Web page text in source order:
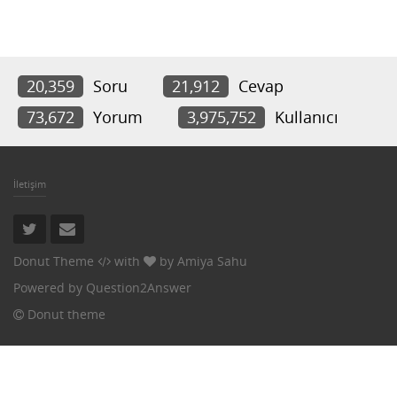
20,359 Soru 21,912
Cevap
73,672
Yorum 3,975,752 Kullanıcı
İletişim
Donut Theme with by Amiya Sahu
Powered by Question2Answer
Donut theme